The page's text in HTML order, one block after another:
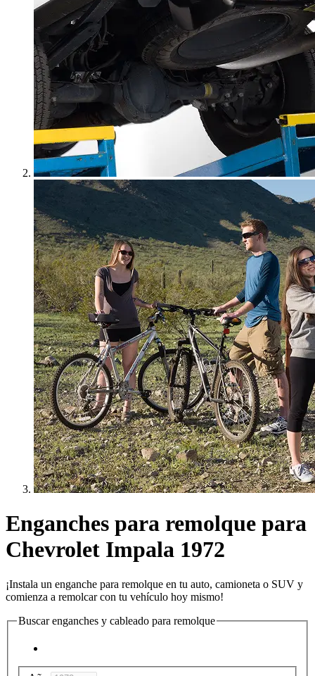
Enganches para remolque para
Chevrolet Impala 1972
¡Instala un enganche para remolque en tu auto, camioneta o SUV y
comienza a remolcar con tu vehículo hoy mismo!
Buscar enganches y cableado para remolque